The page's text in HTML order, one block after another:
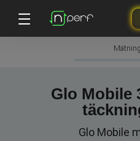
Glo Mobile
Glo Mobile